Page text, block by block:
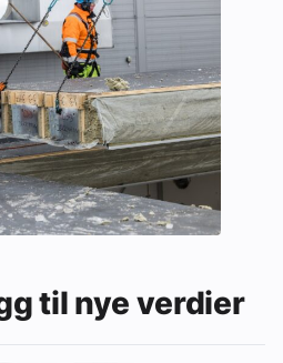
til nye verdier